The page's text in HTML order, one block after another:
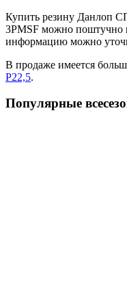
Купить резину Данлоп
3PMSF можно поштучно
информацию можно
В продаже имеется
Р22,5.
Популярные